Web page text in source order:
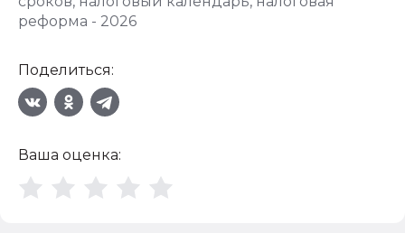
реформа - 2026
Поделиться:
Ваша оценка: